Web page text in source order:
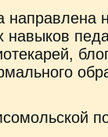
направлена